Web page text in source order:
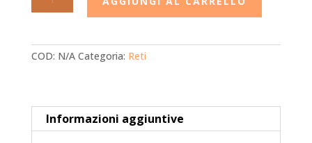
reflusso
quantità
COD: N/A Categoria: Reti
Informazioni aggiuntive